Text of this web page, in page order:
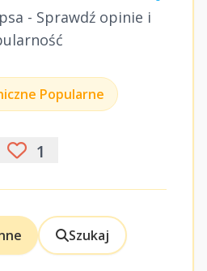
- Sprawdź opinie i
Popularne
1
Szukaj